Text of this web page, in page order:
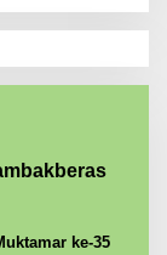
ke-35